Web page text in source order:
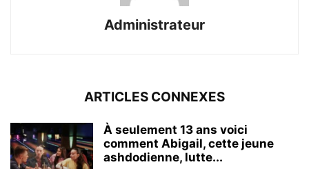
Administrateur
ARTICLES CONNEXES
À seulement 13 ans voici
comment Abigail, cette jeune
ashdodienne, lutte...